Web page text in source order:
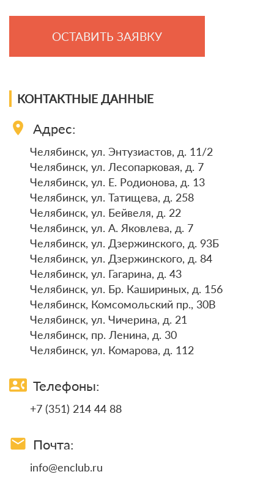
ОСТАВИТЬ ЗАЯВКУ
КОНТАКТНЫЕ ДАННЫЕ
location_on Адрес:
Челябинск, ул. Энтузиастов, д. 11/2
Челябинск, ул. Лесопарковая, д. 7
Челябинск, ул. Е. Родионова, д. 13
Челябинск, ул. Татищева, д. 258
Челябинск, ул. Бейвеля, д. 22
Челябинск, ул. А. Яковлева, д. 7
Челябинск, ул. Дзержинского, д. 93Б
Челябинск, ул. Дзержинского, д. 84
Челябинск, ул. Гагарина, д. 43
Челябинск, ул. Бр. Кашириных, д. 156
Челябинск, Комсомольский пр., 30В
Челябинск, ул. Чичерина, д. 21
Челябинск, пр. Ленина, д. 30
Челябинск, ул. Комарова, д. 112
contact_phone Телефоны:
+7 (351) 214 44 88
email Почта:
info@enclub.ru